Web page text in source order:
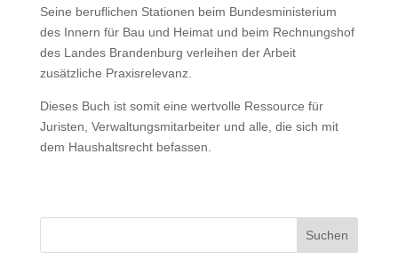
Seine beruflichen Stationen beim Bundesministerium
des Innern für Bau und Heimat und beim Rechnungshof
des Landes Brandenburg verleihen der Arbeit
zusätzliche Praxisrelevanz.
Dieses Buch ist somit eine wertvolle Ressource für
Juristen, Verwaltungsmitarbeiter und alle, die sich mit
dem Haushaltsrecht befassen.